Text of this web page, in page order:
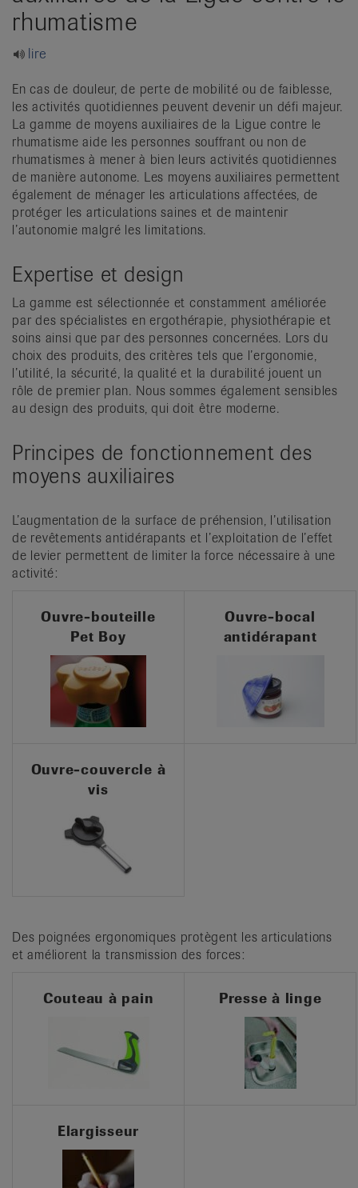
rhumatisme
lire
En cas de douleur, de perte de mobilité ou de faiblesse,
les activités quotidiennes peuvent devenir un défi majeur.
La gamme de moyens auxiliaires de la Ligue contre le
rhumatisme aide les personnes souffrant ou non de
rhumatismes à mener à bien leurs activités quotidiennes
de manière autonome. Les moyens auxiliaires permettent
également de ménager les articulations affectées, de
protéger les articulations saines et de maintenir
l’autonomie malgré les limitations.
Expertise et design
La gamme est sélectionnée et constamment améliorée
par des spécialistes en ergothérapie, physiothérapie et
soins ainsi que par des personnes concernées. Lors du
choix des produits, des critères tels que l’ergonomie,
l’utilité, la sécurité, la qualité et la durabilité jouent un
rôle de premier plan. Nous sommes également sensibles
au design des produits, qui doit être moderne.
Principes de fonctionnement des
moyens auxiliaires
L’augmentation de la surface de préhension, l’utilisation
de revêtements antidérapants et l’exploitation de l’effet
de levier permettent de limiter la force nécessaire à une
activité:
Ouvre-bouteille
Pet Boy
Ouvre-bocal
antidérapant
Ouvre-couvercle à
vis
Des poignées ergonomiques protègent les articulations
et améliorent la transmission des forces:
Couteau à pain Presse à linge
Elargisseur